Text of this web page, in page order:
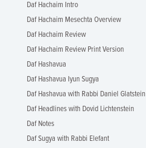
Daf Hachaim Intro
Daf Hachaim Mesechta Overview
Daf Hachaim Review
Daf Hachaim Review Print Version
Daf Hashavua
Daf Hashavua Iyun Sugya
Daf Hashavua with Rabbi Daniel Glatstein
Daf Headlines with Dovid Lichtenstein
Daf Notes
Daf Sugya with Rabbi Elefant